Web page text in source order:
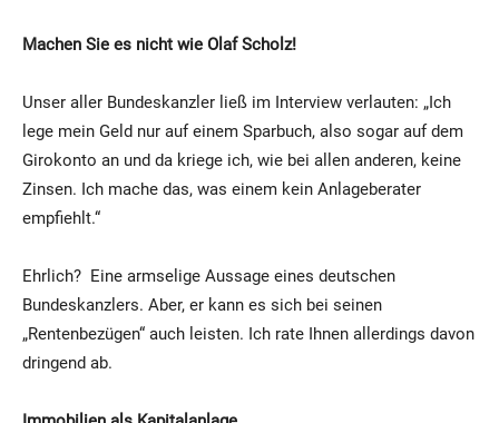
Machen Sie es nicht wie Olaf Scholz!
Unser aller Bundeskanzler ließ im Interview verlauten: „Ich
lege mein Geld nur auf einem Sparbuch, also sogar auf dem
Girokonto an und da kriege ich, wie bei allen anderen, keine
Zinsen. Ich mache das, was einem kein Anlageberater
empfiehlt.“
Ehrlich? Eine armselige Aussage eines deutschen
Bundeskanzlers. Aber, er kann es sich bei seinen
„Rentenbezügen“ auch leisten. Ich rate Ihnen allerdings davon
dringend ab.